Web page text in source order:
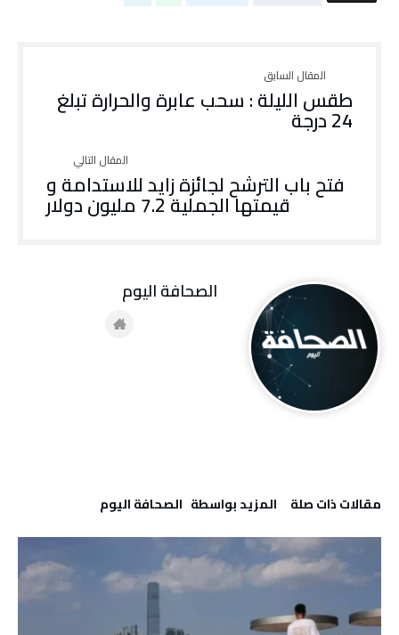
طقس الليلة : سحب عابرة والحرارة تبلغ
24 درجة
فتح باب الترشح لجائزة زايد للاستدامة و
قيمتها الجملية 7.2 مليون دولار
‫مقالات ذات صلة‬ ‫‫المزيد بواسطة‬ ‬ ‭ ‬الصحافة‭ ‬اليوم